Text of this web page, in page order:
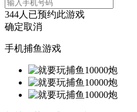
344人已预约此游戏
确定取消
手机捕鱼游戏